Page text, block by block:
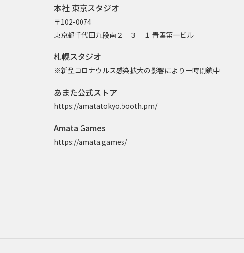
本社 東京スタジオ
〒102-0074
東京都千代田九段南２－３－１ 青葉第一ビル
札幌スタジオ
※新型コロナウルス感染拡大の影響により一時閉鎖中
あまた公式ストア
https://amatatokyo.booth.pm/
Amata Games
https://amata.games/